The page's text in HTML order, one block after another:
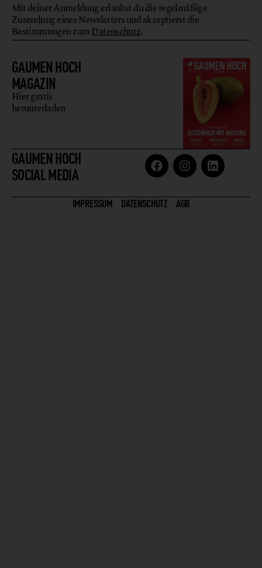
GAUMEN HOCH
MAGAZIN
Hier gratis
herunterladen
GAUMEN HOCH
SOCIAL MEDIA
Mit deiner Anmeldung erlaubst du die regelmäßige
Zusendung eines Newsletters und akzeptierst die
Bestimmungen zumDatenschutz.
IMPRESSUM DATENSCHUTZ AGB